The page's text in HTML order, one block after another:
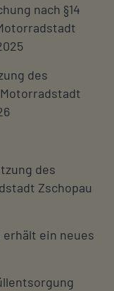
nach §14
des
des
Zschopau
ein neues